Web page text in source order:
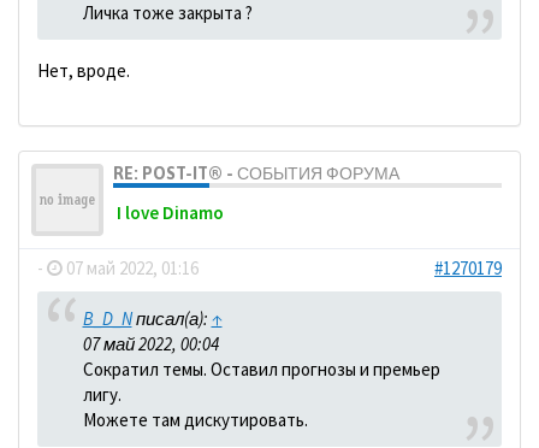
Личка тоже закрыта ?
Нет, вроде.
RE: POST-IT® - СОБЫТИЯ ФОРУМА
I love Dinamo
- 07 май 2022, 01:16 #1270179
B_D_Nписал(а): ↑
07 май 2022, 00:04
Сократил темы. Оставил прогнозы и премьер
лигу.
Можете там дискутировать.